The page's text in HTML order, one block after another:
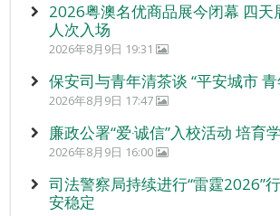
2026粤澳名优商品展今闭幕 四天
人次入场
2026年8月9日 19:31
保安司与青年清茶谈 “平安城市 青
2026年8月9日 17:47
廉政公署“爱‧诚信”入校活动 培育
2026年8月9日 16:00
司法警察局持续进行“雷霆2026”
安稳定